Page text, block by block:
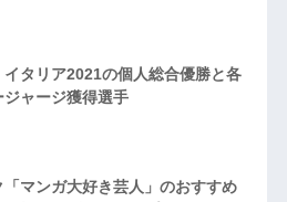
イタリア2021の個人総合優勝と各
ジャージ獲得選手
「マンガ大好き芸人」のおすすめ